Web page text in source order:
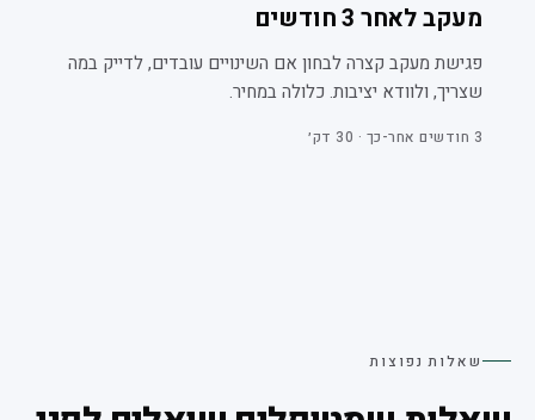
מעקב לאחר 3 חודשים
פגישת מעקב קצרה לבחון אם השינויים עובדים, לדייק במה
שצריך, ולוודא יציבות. כלולה במחיר.
3 חודשים אחר-כך · 30 דק׳
שאלות נפוצות